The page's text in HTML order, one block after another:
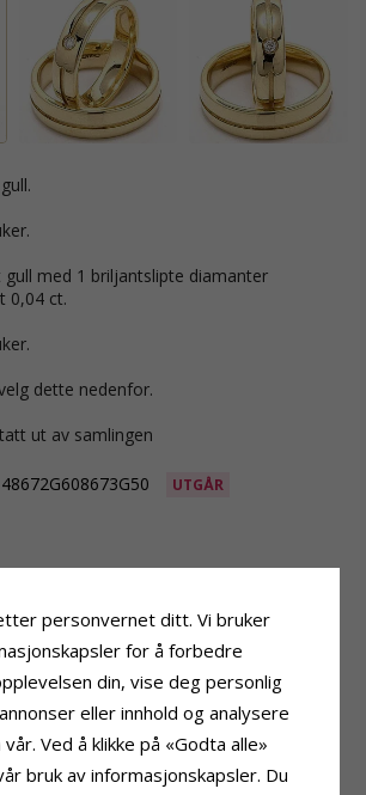
gull med 1 briljantslipte diamanter
0,04 ct.
dette nedenfor.
tatt ut av samlingen
48672G608673G50 UTGÅR
Bredde: 6,0 mm
Vekt: 9,4 G
Leveringstid:Ca. 5 Uker
Stein
Antall: 1
Sliping:Briljantslipt
personvernet ditt. Vi bruker
for å forbedre
din, vise deg personlig
eller innhold og analysere
Ved å klikke på «Godta alle»
bruk av informasjonskapsler. Du